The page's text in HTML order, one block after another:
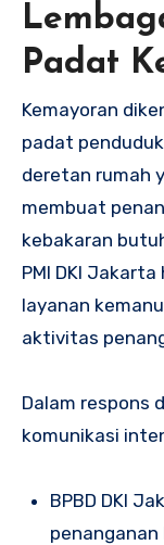
Padat
Kemayoran
padat
deretan rumah
membuat
kebakaran
PMI DKI
layanan
aktivitas
Dalam respons
komunikasi
BPBD DKI